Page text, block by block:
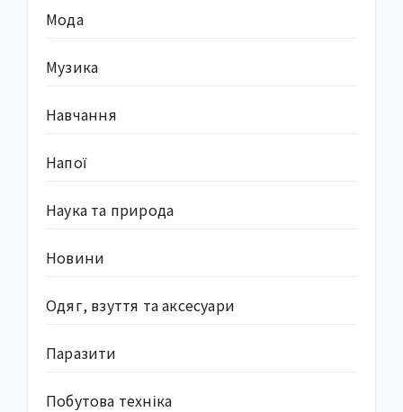
Мода
Музика
Навчання
Напої
Наука та природа
Новини
Одяг, взуття та аксесуари
Паразити
Побутова техніка